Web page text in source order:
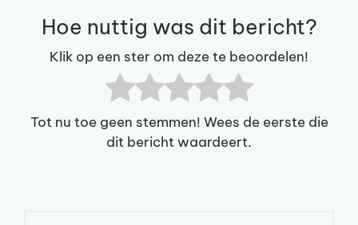
Hoe nuttig was dit bericht?
Klik op een ster om deze te beoordelen!
Tot nu toe geen stemmen! Wees de eerste die
dit bericht waardeert.